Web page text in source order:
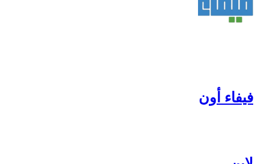
فيفاء أون